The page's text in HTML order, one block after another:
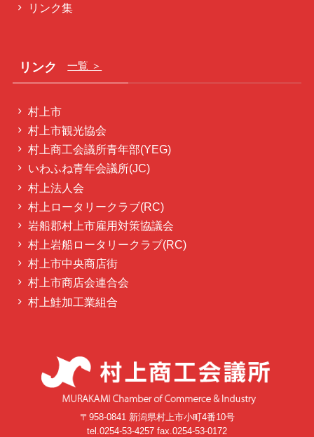
リンク集
リンク
村上市
村上市観光協会
村上商工会議所青年部(YEG)
いわふね青年会議所(JC)
村上法人会
村上ロータリークラブ(RC)
岩船郡村上市雇用対策協議会
村上岩船ロータリークラブ(RC)
村上市中央商店街
村上市商店会連合会
村上鮭加工業組合
一覧 ＞
〒958-0841 新潟県村上市小町4番10号
tel.0254-53-4257 fax.0254-53-0172